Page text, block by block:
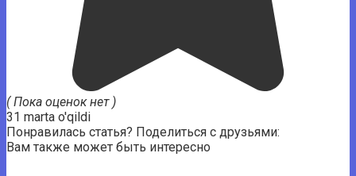
( Пока оценок нет )
31 marta o'qildi
Понравилась статья? Поделиться с друзьями:
Вам также может быть интересно